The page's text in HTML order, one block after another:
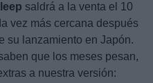
saldrá a la venta el 10
vez más cercana después
su lanzamiento en Japón.
que los meses pesan,
a nuestra versión: